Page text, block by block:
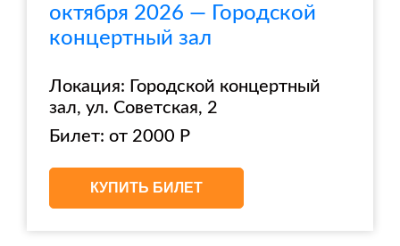
октября 2026 — Городской
концертный зал
Локация: Городской концертный
зал, ул. Советская, 2
Билет: от 2000 Р
КУПИТЬ БИЛЕТ